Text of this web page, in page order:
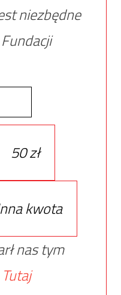
niezbędne
50 zł
kwota
nas tym
Tutaj